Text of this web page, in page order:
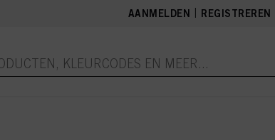
AANMELDEN REGISTREREN